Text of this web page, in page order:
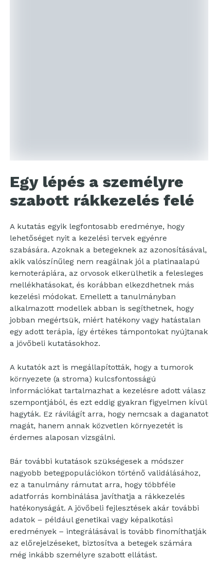
Egy lépés a személyre
szabott rákkezelés felé
A kutatás egyik legfontosabb eredménye, hogy
lehetőséget nyit a kezelési tervek egyénre
szabására. Azoknak a betegeknek az azonosításával,
akik valószínűleg nem reagálnak jól a platinaalapú
kemoterápiára, az orvosok elkerülhetik a felesleges
mellékhatásokat, és korábban elkezdhetnek más
kezelési módokat. Emellett a tanulmányban
alkalmazott modellek abban is segíthetnek, hogy
jobban megértsük, miért hatékony vagy hatástalan
egy adott terápia, így értékes támpontokat nyújtanak
a jövőbeli kutatásokhoz.
A kutatók azt is megállapították, hogy a tumorok
környezete (a stroma) kulcsfontosságú
információkat tartalmazhat a kezelésre adott válasz
szempontjából, és ezt eddig gyakran figyelmen kívül
hagyták. Ez rávilágít arra, hogy nemcsak a daganatot
magát, hanem annak közvetlen környezetét is
érdemes alaposan vizsgálni.
Bár további kutatások szükségesek a módszer
nagyobb betegpopulációkon történő validálásához,
ez a tanulmány rámutat arra, hogy többféle
adatforrás kombinálása javíthatja a rákkezelés
hatékonyságát. A jövőbeli fejlesztések akár további
adatok – például genetikai vagy képalkotási
eredmények – integrálásával is tovább finomíthatják
az előrejelzéseket, biztosítva a betegek számára
még inkább személyre szabott ellátást.